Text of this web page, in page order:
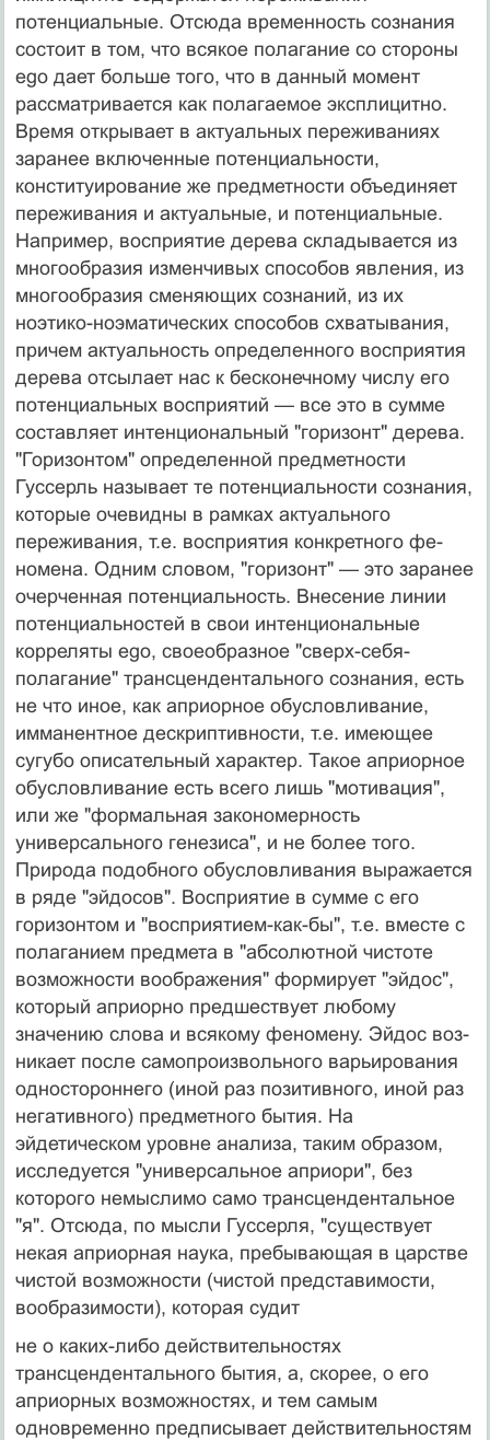
потенциальные. Отсюда временность сознания
состоит в том, что всякое полагание со стороны
ego дает больше того, что в данный момент
рассматрива­ется как полагаемое эксплицитно.
Время открывает в ак­туальных переживаниях
заранее включенные потенци­альности,
конституирование же предметности объединя­ет
переживания и актуальные, и потенциальные.
Напри­мер, восприятие дерева складывается из
многообразия изменчивых способов явления, из
многообразия сменя­ющих сознаний, из их
ноэтико-ноэматических способов схватывания,
причем актуальность определенного вос­приятия
дерева отсылает нас к бесконечному числу его
потенциальных восприятий — все это в сумме
составля­ет интенциональный "горизонт" дерева.
"Горизонтом" определенной предметности
Гуссерль называет те по­тенциальности сознания,
которые очевидны в рамках ак­туального
переживания, т.е. восприятия конкретного фе­
номена. Одним словом, "горизонт" — это заранее
очер­ченная потенциальность. Внесение линии
потенциальностей в свои интенциональные
корреляты ego, своеоб­разное "сверх-себя-
полагание" трансцендентального со­знания, есть
не что иное, как априорное обусловливание,
имманентное дескриптивности, т.е. имеющее
сугубо описательный характер. Такое априорное
обусловливание есть всего лишь "мотивация",
или же "формальная закономерность
универсального генезиса", и не более того.
Природа подобного обусловливания выражается
в ряде "эйдосов". Восприятие в сумме с его
горизонтом и "восприятием-как-бы", т.е. вместе с
полаганием предме­та в "абсолютной чистоте
возможности воображения" формирует "эйдос",
который априорно предшествует любому
значению слова и всякому феномену. Эйдос воз­
никает после самопроизвольного варьирования
односто­роннего (иной раз позитивного, иной раз
негативного) предметного бытия. На
эйдетическом уровне анализа, таким образом,
исследуется "универсальное априори", без
которого немыслимо само трансцендентальное
"я". Отсюда, по мысли Гуссерля, "существует
некая априор­ная наука, пребывающая в царстве
чистой возможности (чистой представимости,
вообразимости), которая судит
не о каких-либо действительностях
трансцендентально­го бытия, а, скорее, о его
априорных возможностях, и тем самым
одновременно предписывает действительностям